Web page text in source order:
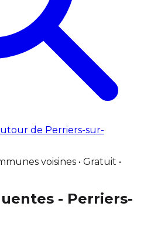
de Perriers-sur-
voisines • Gratuit •
- Perriers-